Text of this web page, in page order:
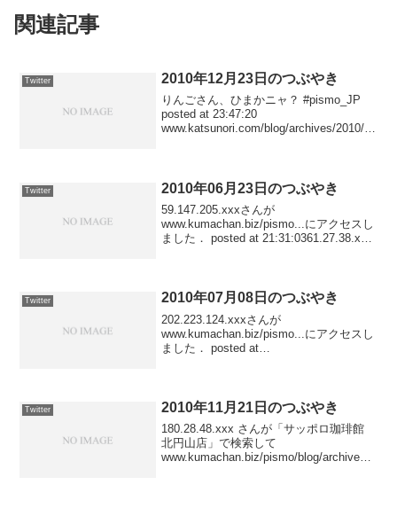
関連記事
Twitter 2010年12月23日のつぶやき
りんごさん、ひまかニャ？ #pismo_JP
posted at 23:47:20
www.katsunori.com/blog/archives/2010/10
Twitter 2010年06月23日のつぶやき
59.147.205.xxxさんが
www.kumachan.biz/pismo...にアクセスし
ました． posted at 21:31:0361.27.38.xxx
Twitter 2010年07月08日のつぶやき
202.223.124.xxxさんが
www.kumachan.biz/pismo...にアクセスし
ました． posted at
Twitter 2010年11月21日のつぶやき
180.28.48.xxx さんが「サッポロ珈琲館
北円山店」で検索して
www.kumachan.biz/pismo/blog/archives/2